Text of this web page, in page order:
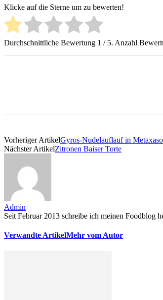
Klicke auf die Sterne um zu bewerten!
Durchschnittliche Bewertung 1 / 5. Anzahl
Vorheriger ArtikelGyros-Nudelauflauf in
Nächster ArtikelZitronen Baiser Torte
Admin
Seit Februar 2013 schreibe ich meinen Foodblog
Verwandte ArtikelMehr vom Autor